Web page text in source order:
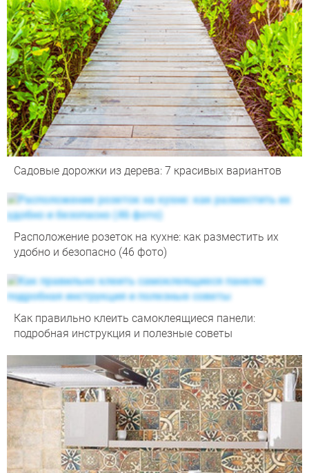
Садовые дорожки из дерева: 7 красивых вариантов
Расположение розеток на кухне: как разместить их
удобно и безопасно (46 фото)
Как правильно клеить самоклеящиеся панели:
подробная инструкция и полезные советы